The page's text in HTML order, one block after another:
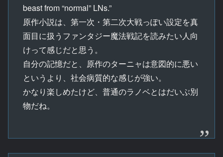
beast from “normal” LNs.”
原作小説は、第一次・第二次大戦っぽい設定を真
面目に扱うファンタジー魔法戦記を読みたい人向
けって感じだと思う。
自分の記憶だと、原作のターニャは意図的に悪い
というより、社会病質的な感じが強い。
かなり楽しめたけど、普通のラノベとはだいぶ別
物だね。